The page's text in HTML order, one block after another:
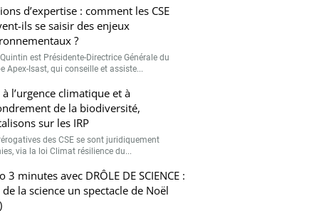
d’expertise : comment les CSE
ils se saisir des enjeux
?
est Présidente-Directrice Générale du
Apex-Isast, qui conseille et assiste...
à l’urgence climatique et à
de la biodiversité,
sur les IRP
des CSE se sont juridiquement
via la loi Climat résilience du...
3 minutes avec DRÔLE DE SCIENCE :
la science un spectacle de Noël